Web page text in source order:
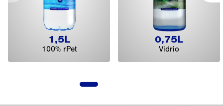
1,5L
100% rPet
0,75L
Vidrio
1